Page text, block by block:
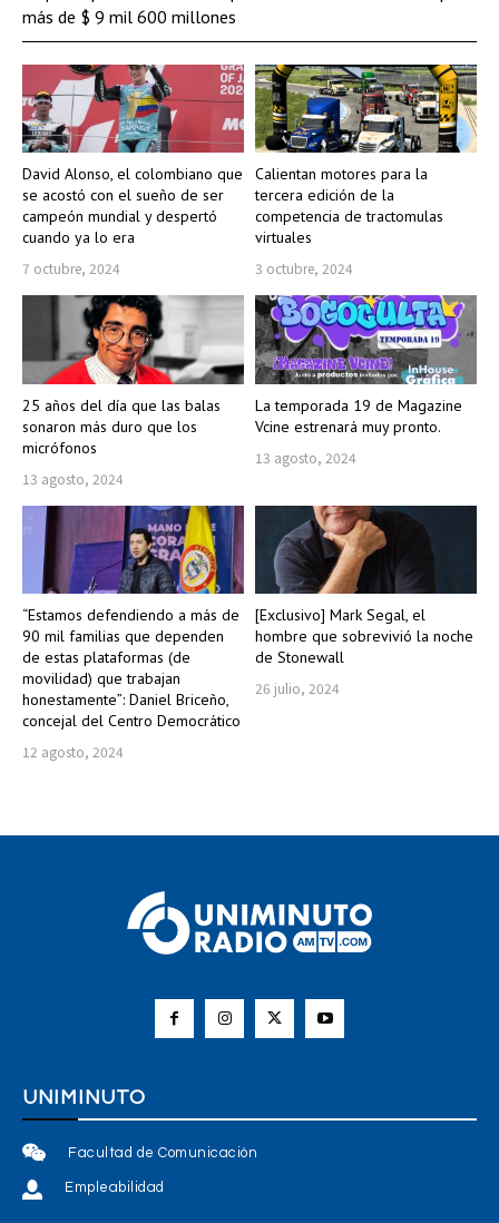
David Alonso, el colombiano que
se acostó con el sueño de ser
campeón mundial y despertó
cuando ya lo era
7 octubre, 2024
Calientan motores para la
tercera edición de la
competencia de tractomulas
virtuales
3 octubre, 2024
25 años del día que las balas
sonaron más duro que los
micrófonos
13 agosto, 2024
La temporada 19 de Magazine
Vcine estrenará muy pronto.
13 agosto, 2024
“Estamos defendiendo a más de
90 mil familias que dependen
de estas plataformas (de
movilidad) que trabajan
honestamente”: Daniel Briceño,
concejal del Centro Democrático
12 agosto, 2024
[Exclusivo] Mark Segal, el
hombre que sobrevivió la noche
de Stonewall
26 julio, 2024
más de $ 9 mil 600 millones
UNIMINUTO
Facultad de Comunicación
Empleabilidad